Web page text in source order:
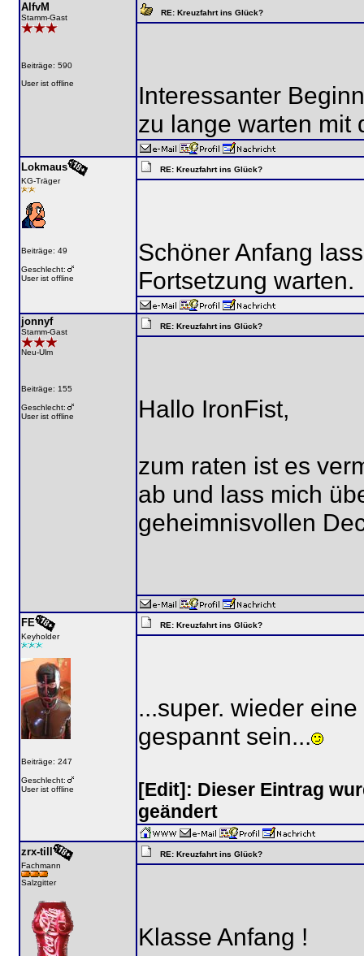
AlfvM
Stamm-Gast
Beiträge: 590
User ist offline
RE: Kreuzfahrt ins Glück?
Interessanter
zu lange warten mit
Lokmaus
KG-Träger
Beiträge: 49
Geschlecht:
User ist offline
RE: Kreuzfahrt ins Glück?
Schöner Anfang
Fortsetzung warten.
jonnyf
Stamm-Gast
Neu-Ulm
Beiträge: 155
Geschlecht:
User ist offline
RE: Kreuzfahrt ins Glück?
Hallo IronFist,
zum raten ist es
ab und lass mich
geheimnisvollen
FE
Keyholder
Beiträge: 247
Geschlecht:
User ist offline
RE: Kreuzfahrt ins Glück?
...super. wieder
gespannt sein...
[Edit]: Dieser Eintrag
geändert
zrx-till
Fachmann
Salzgitter
RE: Kreuzfahrt ins Glück?
Klasse Anfang !